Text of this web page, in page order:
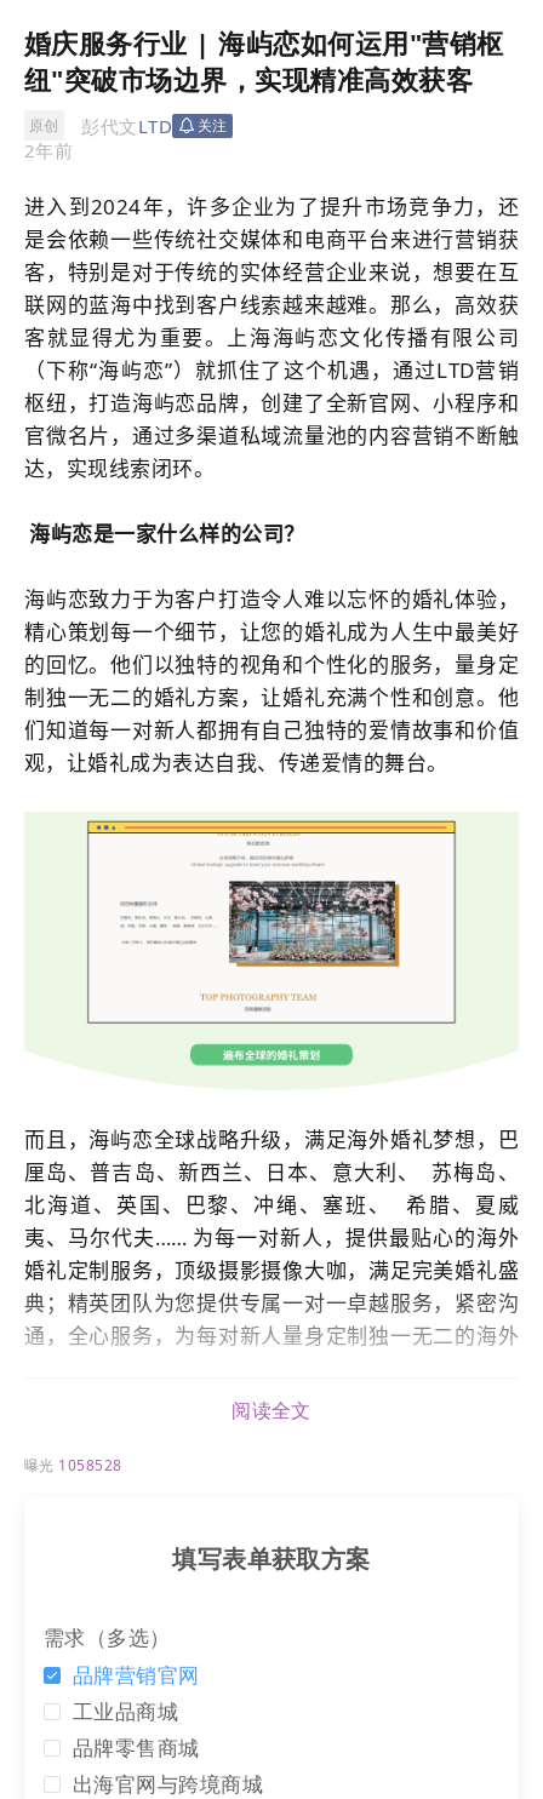
婚庆服务行业 | 海屿恋如何运用"营销枢
纽"突破市场边界，实现精准高效获客
原创 彭代文LTD 关注
2年前
进入到2024年，许多企业为了提升市场竞争力，还
是会依赖一些传统社交媒体和电商平台来进行营销获
客，特别是对于传统的实体经营企业来说，想要在互
联网的蓝海中找到客户线索越来越难。那么，高效获
客就显得尤为重要。上海海屿恋文化传播有限公司
（下称“海屿恋”）就抓住了这个机遇，通过LTD营销
枢纽 ，打造海屿恋品牌，创建了全新官网、小程序和
官微名片，通过多渠道私域流量池的内容营销不断触
达，实现线索闭环。
海屿恋是一家什么样的公司？
海屿恋致力于为客户打造令人难以忘怀的婚礼体验，
精心策划每一个细节，让您的婚礼成为人生中最美好
的回忆。他们以独特的视角和个性化的服务，量身定
制独一无二的婚礼方案，让婚礼充满个性和创意。他
们知道每一对新人都拥有自己独特的爱情故事和价值
观，让婚礼成为表达自我、传递爱情的舞台。
而且，海屿恋全球战略升级，满足海外婚礼梦想，巴
厘岛、普吉岛、新西兰、日本、意大利、 苏梅岛、
北海道、英国、巴黎、冲绳、塞班、 希腊、夏威
夷、马尔代夫…… 为每一对新人，提供最贴心的海外
婚礼定制服务，顶级摄影摄像大咖，满足完美婚礼盛
典；精英团队为您提供专属一对一卓越服务，紧密沟
通，全心服务，为每对新人量身定制独一无二的海外
现阶段，年轻一代已然成为主要消费群体，对婚礼服
尚的数字化网站
象，从而吸引更多的目标客户。海屿恋使用了基于
“从引导到成交”的LTD
建设，满足多场景应用（PC+移动+小程序），实现
全网部署。
阅读全文
曝光 1058528
填写表单获取方案
需求（多选）
品牌营销官网
工业品商城
品牌零售商城
出海官网与跨境商城